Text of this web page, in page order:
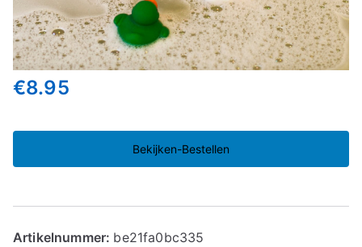
€8.95
Bekijken-Bestellen
Artikelnummer: be21fa0bc335